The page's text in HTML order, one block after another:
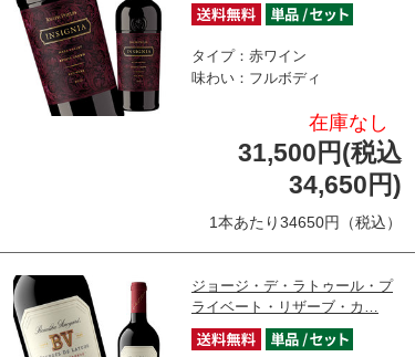
タイプ：赤ワイン
味わい：フルボディ
在庫なし
31,500円(税込
34,650円)
1本あたり34650円（税込）
ジョージ・デ・ラトゥール・プ
ライベート・リザーブ・カ…